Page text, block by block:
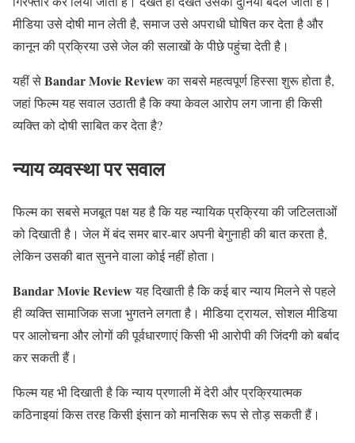
मीडिया उसे दोषी मान लेती है, समाज उसे अपराधी घोषित कर देता है और
कानून की प्रक्रिया उसे जेल की सलाखों के पीछे पहुंचा देती है।
यहीं सेBandar Movie Reviewका सबसे महत्वपूर्ण हिस्सा शुरू होता है,
जहां फिल्म यह सवाल उठाती है कि क्या केवल आरोप लग जाना ही किसी
व्यक्ति को दोषी साबित कर देता है?
न्याय व्यवस्था पर सवाल
फिल्म का सबसे मजबूत पक्ष यह है कि यह न्यायिक प्रक्रिया की जटिलताओं
को दिखाती है। जेल में बंद समर बार-बार अपनी बेगुनाही की बात करता है,
लेकिन उसकी बात सुनने वाला कोई नहीं होता।
Bandar Movie Reviewयह दिखाती है कि कई बार न्याय मिलने से पहले
ही व्यक्ति सामाजिक सजा भुगतने लगता है। मीडिया ट्रायल, सोशल मीडिया
पर आलोचना और लोगों की पूर्वधारणाएं किसी भी आरोपी की जिंदगी को बर्बाद
कर सकती हैं।
फिल्म यह भी दिखाती है कि न्याय प्रणाली में देरी और प्रक्रियात्मक
कठिनाइयां किस तरह किसी इंसान को मानसिक रूप से तोड़ सकती हैं।